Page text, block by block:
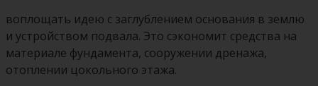
воплощать идею с заглублением основания в землю
и устройством подвала. Это сэкономит средства на
материале фундамента, сооружении дренажа,
отоплении цокольного этажа.